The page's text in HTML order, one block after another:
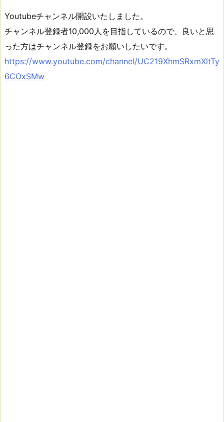
Youtubeチャンネル開設いたしました。
チャンネル登録者10,000人を目指しているので、良いと思
った方はチャンネル登録をお願いしたいです。
https://www.youtube.com/channel/UC219XhmSRxmXltTy
6COxSMw